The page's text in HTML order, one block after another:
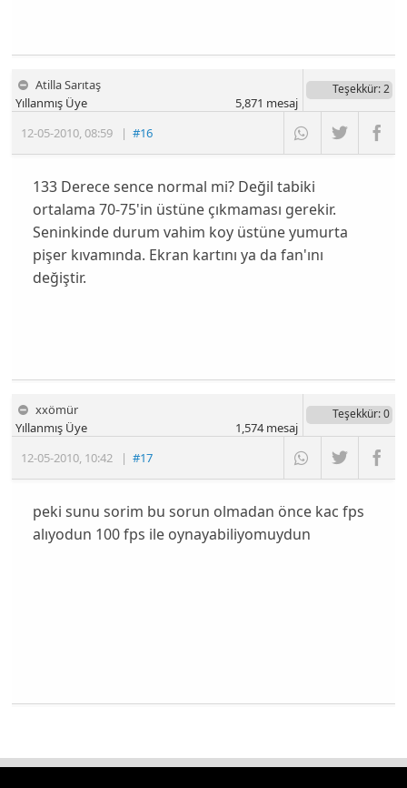
Atilla Sarıtaş
12-05-2010,08:59 |#16
Yıllanmış Üye
Teşekkür: 2
5,871 mesaj
133 Derece sence normal mi? Değil tabiki
ortalama 70-75'in üstüne çıkmaması gerekir.
Seninkinde durum vahim koy üstüne yumurta
pişer kıvamında. Ekran kartını ya da fan'ını
değiştir.
xxömür
12-05-2010, 10:42 |#17
Yıllanmış Üye
Teşekkür: 0
1,574mesaj
peki sunu sorim bu sorun olmadan önce kac fps
alıyodun 100 fps ile oynayabiliyomuydun